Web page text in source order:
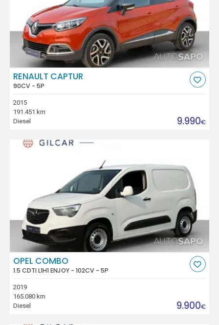
RENAULT CAPTUR
90CV - 5P
2015
191.451 km
Diesel
9.990€
OPEL COMBO
1.5 CDTI L1H1 ENJOY - 102CV - 5P
2019
165.080 km
Diesel
9.900€